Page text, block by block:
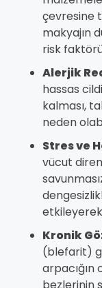
çevresine
makyajın
risk
Alerjik
hassas
kalması,
neden
Stres ve
vücut
Kronik
(blefarit)
arpacığın